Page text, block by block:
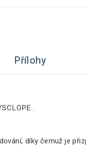
Přílohy
.
díky čemuž je